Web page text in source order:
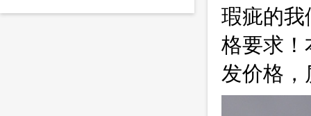
瑕疵的我
格要求！
发价格